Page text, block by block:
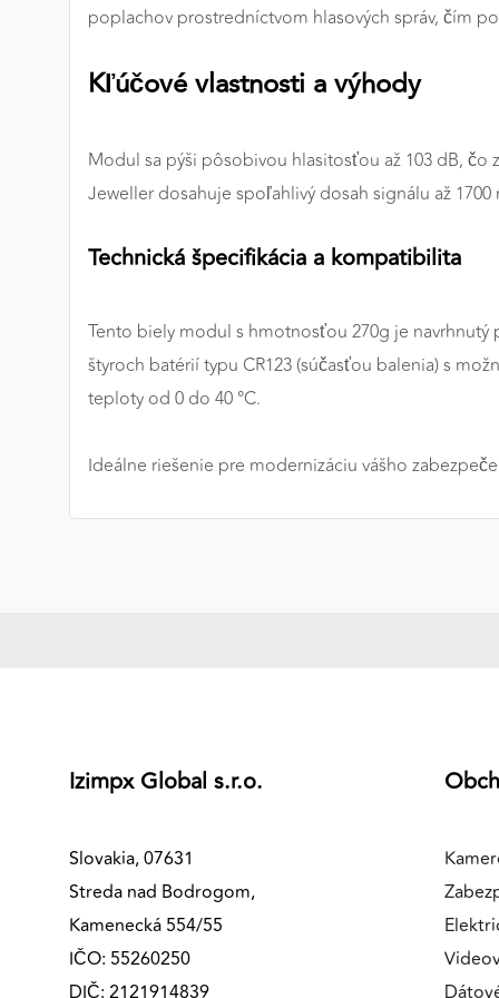
poplachov prostredníctvom hlasových správ, čím
Kľúčové vlastnosti a výhody
Modul sa pýši pôsobivou hlasitosťou až 103 dB,
Jeweller dosahuje spoľahlivý dosah signálu až
Technická špecifikácia a kompatibilita
Tento biely modul s hmotnosťou 270g je
štyroch batérií typu CR123 (súčasťou balenia) s
teploty od 0 do 40 °C.
Ideálne riešenie pre modernizáciu vášho
Izimpx Global s.r.o.
Slovakia, 07631
Streda nad Bodrogom,
Kamenecká 554/55
IČO: 55260250
DIČ: 2121914839
Preferenčné cookies
Analytické cookies nám umožňujú meranie výkonu
nášho webu. Ich pomocou určujeme počet návštev a
súhrnne, bez použitia identifikátorov, ktoré ukazujú na
našich stránok.
Google Analytics
Poskytovateľ: Google